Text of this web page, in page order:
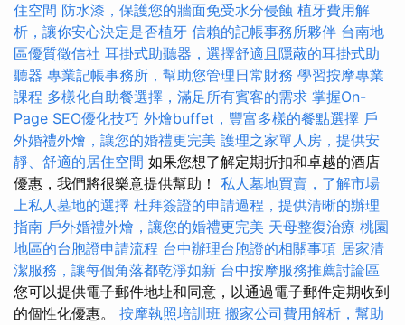
住空間 防水漆，保護您的牆面免受水分侵蝕 植牙費用解
析，讓你安心決定是否植牙 信賴的記帳事務所夥伴 台南地
區優質徵信社 耳掛式助聽器，選擇舒適且隱蔽的耳掛式助
聽器 專業記帳事務所，幫助您管理日常財務 學習按摩專業
課程 多樣化自助餐選擇，滿足所有賓客的需求 掌握On-
Page SEO優化技巧 外燴buffet，豐富多樣的餐點選擇 戶
外婚禮外燴，讓您的婚禮更完美 護理之家單人房，提供安
靜、舒適的居住空間 如果您想了解定期折扣和卓越的酒店
優惠，我們將很樂意提供幫助！ 私人墓地買賣，了解市場
上私人墓地的選擇 杜拜簽證的申請過程，提供清晰的辦理
指南 戶外婚禮外燴，讓您的婚禮更完美 天母整復治療 桃園
地區的台胞證申請流程 台中辦理台胞證的相關事項 居家清
潔服務，讓每個角落都乾淨如新 台中按摩服務推薦討論區
您可以提供電子郵件地址和同意，以通過電子郵件定期收到
的個性化優惠。 按摩執照培訓班 搬家公司費用解析，幫助